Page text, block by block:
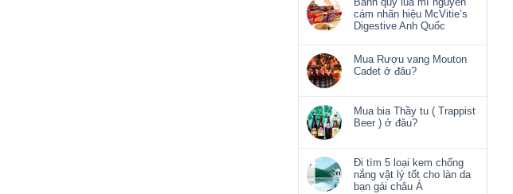
cám nhãn hiệu McVitie’s
Digestive Anh Quốc
Mua Rượu vang Mouton
Cadet ở đâu?
Mua bia Thầy tu ( Trappist
Beer ) ở đâu?
Đi tìm 5 loại kem chống
nắng vật lý tốt cho làn da
bạn gái châu Á